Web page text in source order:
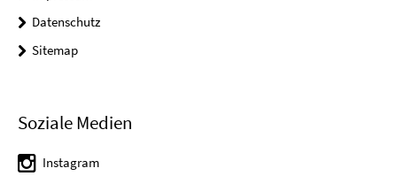
Datenschutz
Sitemap
Soziale Medien
Instagram